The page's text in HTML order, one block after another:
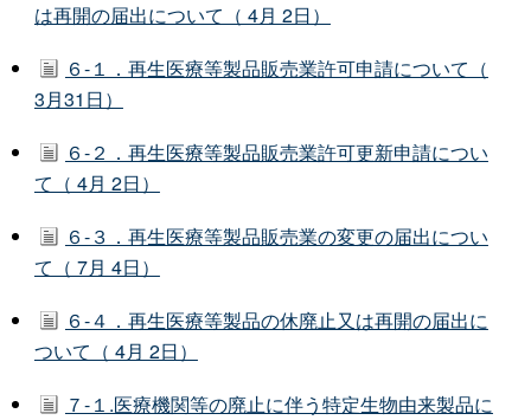
は再開の届出について（ 4月 2日）
６-１．再生医療等製品販売業許可申請について（
3月31日）
６-２．再生医療等製品販売業許可更新申請につい
て（ 4月 2日）
６-３．再生医療等製品販売業の変更の届出につい
て（ 7月 4日）
６-４．再生医療等製品の休廃止又は再開の届出に
ついて（ 4月 2日）
７-１.医療機関等の廃止に伴う特定生物由来製品に